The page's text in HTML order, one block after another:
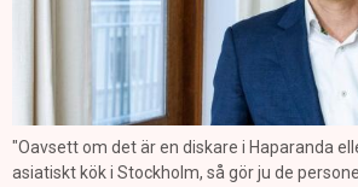
"Oavsett om det är en diskare i Haparanda
asiatiskt kök i Stockholm, så gör ju de